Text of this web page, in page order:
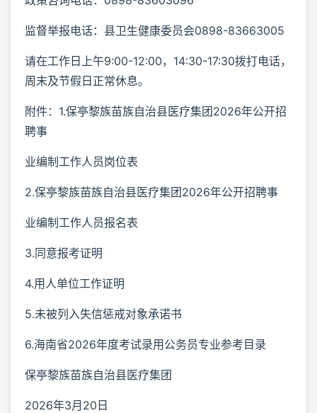
监督举报电话：县卫生健康委员会0898-83663005
请在工作日上午9:00-12:00，14:30-17:30拨打电话，
周末及节假日正常休息。
附件：1.保亭黎族苗族自治县医疗集团2026年公开招
聘事
业编制工作人员岗位表
2.保亭黎族苗族自治县医疗集团2026年公开招聘事
业编制工作人员报名表
3.同意报考证明
4.用人单位工作证明
5.未被列入失信惩戒对象承诺书
6.海南省2026年度考试录用公务员专业参考目录
保亭黎族苗族自治县医疗集团
2026年3月20日